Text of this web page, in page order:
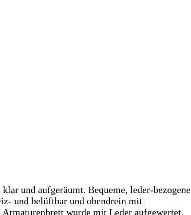
und aufgeräumt. Bequeme, leder-bezogene
und belüftbar und obendrein mit
wurde mit Leder aufgewertet.